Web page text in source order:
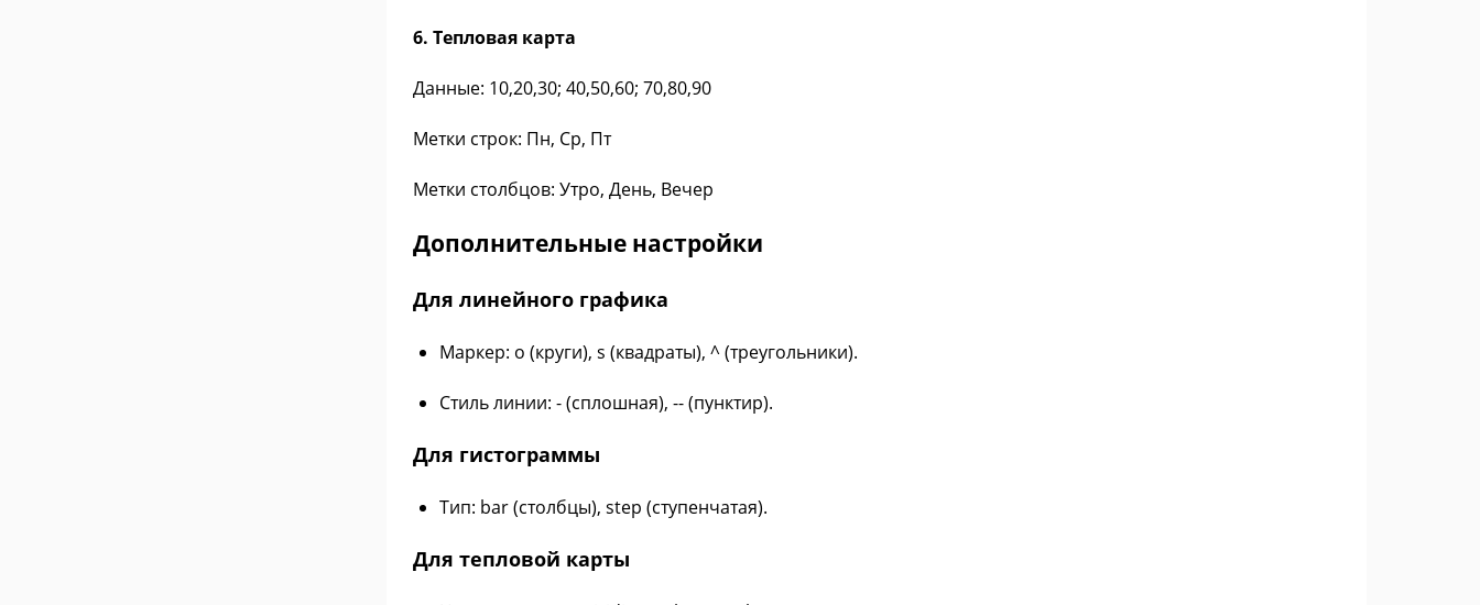
6. Тепловая карта
Данные: 10,20,30; 40,50,60; 70,80,90
Метки строк: Пн, Ср, Пт
Метки столбцов: Утро, День, Вечер
Дополнительные настройки
Для линейного графика
Маркер: o (круги), s (квадраты), ^ (треугольники).
Стиль линии: - (сплошная), -- (пунктир).
Для гистограммы
Тип: bar (столбцы), step (ступенчатая).
Для тепловой карты